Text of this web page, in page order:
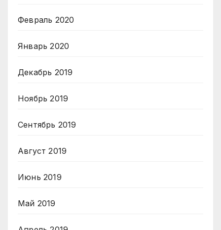
Февраль 2020
Январь 2020
Декабрь 2019
Ноябрь 2019
Сентябрь 2019
Август 2019
Июнь 2019
Май 2019